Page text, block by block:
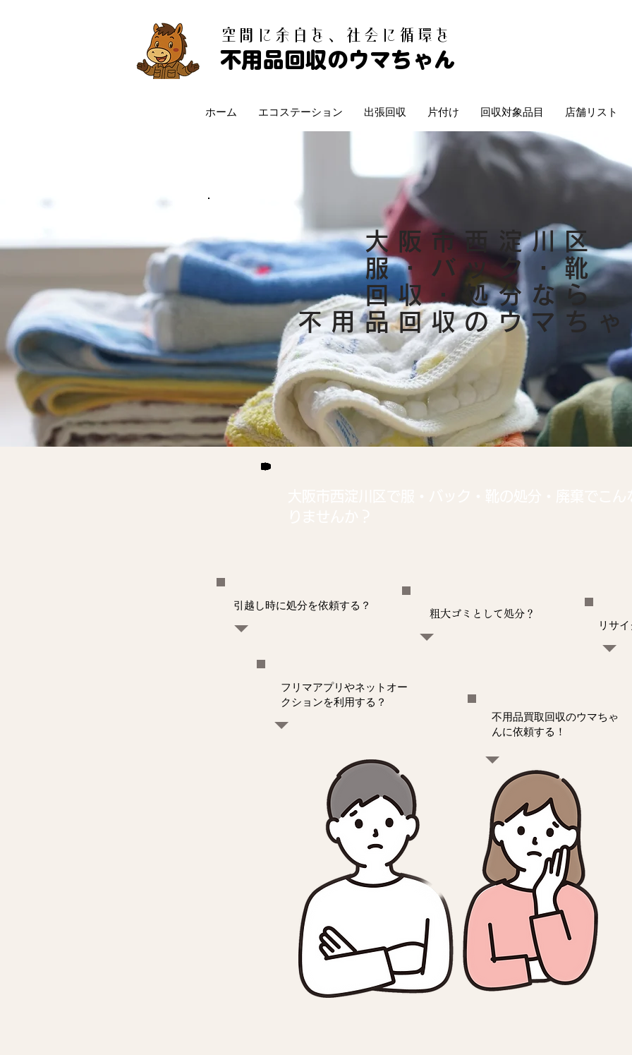
​空間に余白を、社会に循環を
不用品回収のウマちゃん
ホーム エコステーション 出張回収 片付け 回収対象品目 店舗リスト
大阪市西淀川区
服・バック・靴
回収・処分なら
不用品回収のウマち
引越し時に処分を依頼する？
粗大ゴミとして処分？
リサ
フリマアプリやネットオー
クションを利用する？
不用品買取回収のウマちゃ
んに依頼する！